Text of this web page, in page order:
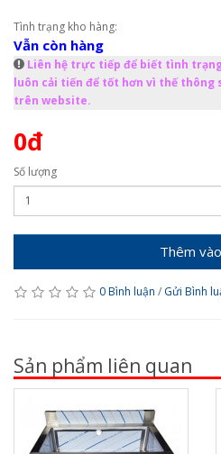
Tình trạng kho hàng:
Vẫn còn hàng
Liên hệ trực tiếp để biết tình
luôn cải tiến để tốt hơn vì thế thông
trên website.
0đ
Số lượng
Thêm
0 Bình luận / Gửi Bình
Sản phẩm liên quan